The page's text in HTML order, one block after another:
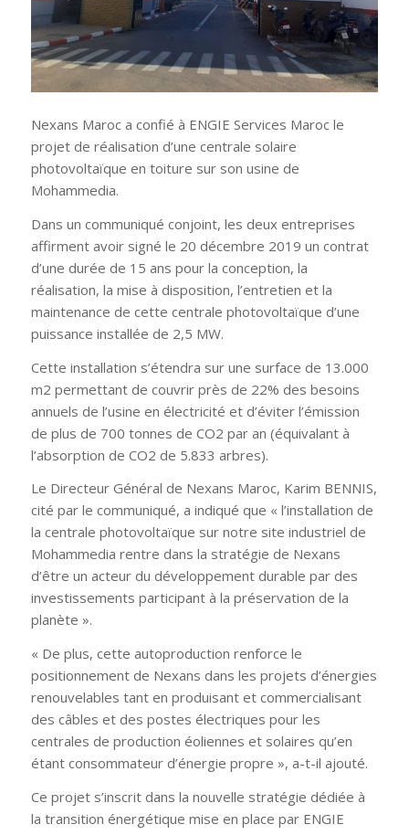
Nexans Maroc a confié à ENGIE Services Maroc le
projet de réalisation d’une centrale solaire
photovoltaïque en toiture sur son usine de
Mohammedia.
Dans un communiqué conjoint, les deux entreprises
affirment avoir signé le 20 décembre 2019 un contrat
d’une durée de 15 ans pour la conception, la
réalisation, la mise à disposition, l’entretien et la
maintenance de cette centrale photovoltaïque d’une
puissance installée de 2,5 MW.
Cette installation s’étendra sur une surface de 13.000
m2 permettant de couvrir près de 22% des besoins
annuels de l’usine en électricité et d’éviter l’émission
de plus de 700 tonnes de CO2 par an (équivalant à
l’absorption de CO2 de 5.833 arbres).
Le Directeur Général de Nexans Maroc, Karim BENNIS,
cité par le communiqué, a indiqué que « l’installation de
la centrale photovoltaïque sur notre site industriel de
Mohammedia rentre dans la stratégie de Nexans
d’être un acteur du développement durable par des
investissements participant à la préservation de la
planète ».
« De plus, cette autoproduction renforce le
positionnement de Nexans dans les projets d’énergies
renouvelables tant en produisant et commercialisant
des câbles et des postes électriques pour les
centrales de production éoliennes et solaires qu’en
étant consommateur d’énergie propre », a-t-il ajouté.
Ce projet s’inscrit dans la nouvelle stratégie dédiée à
la transition énergétique mise en place par ENGIE